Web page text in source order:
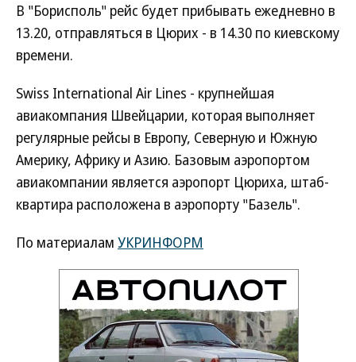
В "Борисполь" рейс будет прибывать ежедневно в
13.20, отправляться в Цюрих - в 14.30 по киевскому
времени.
Swiss International Air Lines - крупнейшая
авиакомпания Швейцарии, которая выполняет
регулярные рейсы в Европу, Северную и Южную
Америку, Африку и Азию. Базовым аэропортом
авиакомпании является аэропорт Цюриха, штаб-
квартира расположена в аэропорту "Базель".
По материалам УКРИНФОРМ